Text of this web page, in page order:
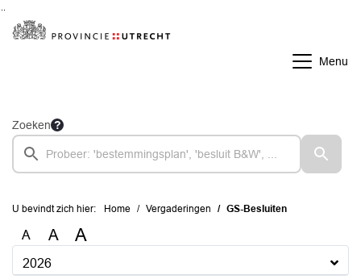
Menu
Zoeken
U bevindt zich hier: Home Vergaderingen GS-Besluiten
A A A
2026